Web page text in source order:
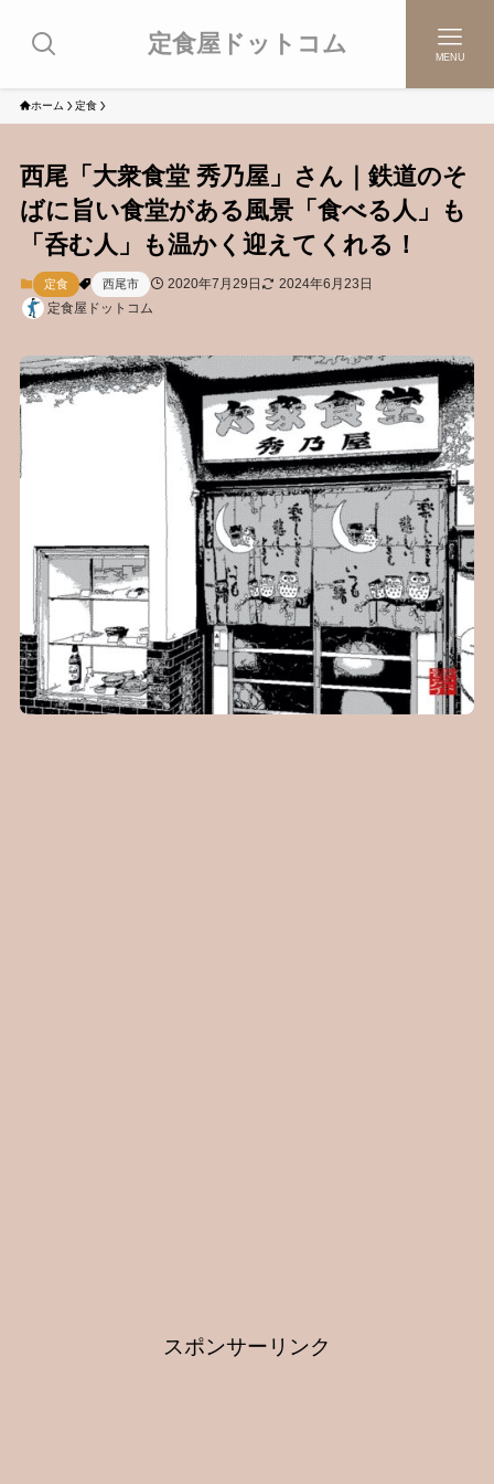
定食屋ドットコム MENU
ホーム 定食
西尾「大衆食堂 秀乃屋」さん｜鉄道のそ
ばに旨い食堂がある風景「食べる人」も
「呑む人」も温かく迎えてくれる！
定食 西尾市 2020年7月29日
2024年6月23日
定食屋ドットコム
スポンサーリンク